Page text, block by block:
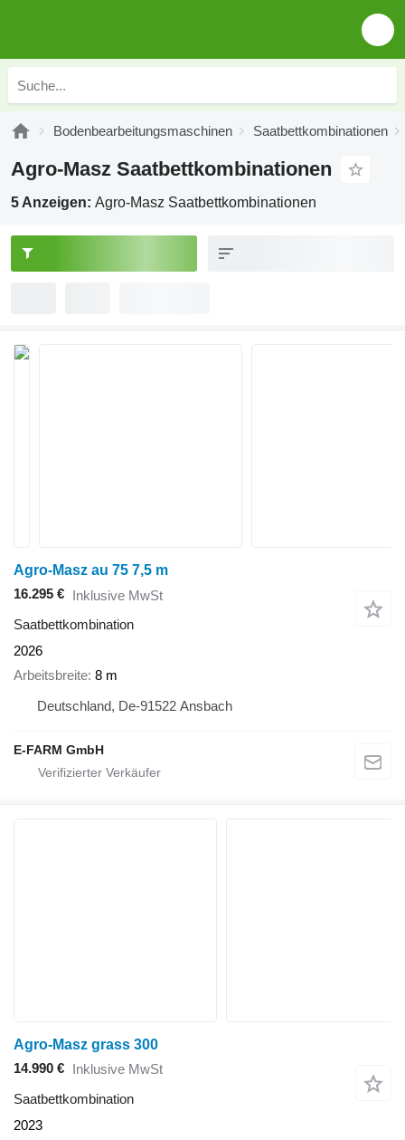
Bodenbearbeitungsmaschinen Saatbettkombinationen
Agro-Masz Saatbettkombinationen
5 Anzeigen: Agro-Masz Saatbettkombinationen
Agro-Masz au 75 7,5 m
16.295 € Inklusive MwSt
Saatbettkombination
2026
Arbeitsbreite 8 m
Deutschland, De-91522 Ansbach
E-FARM GmbH
Agro-Masz grass 300
14.990 € Inklusive MwSt
Saatbettkombination
2023